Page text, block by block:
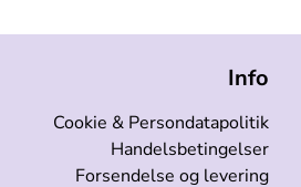
Info
Cookie & Persondatapolitik
Handelsbetingelser
Forsendelse og levering